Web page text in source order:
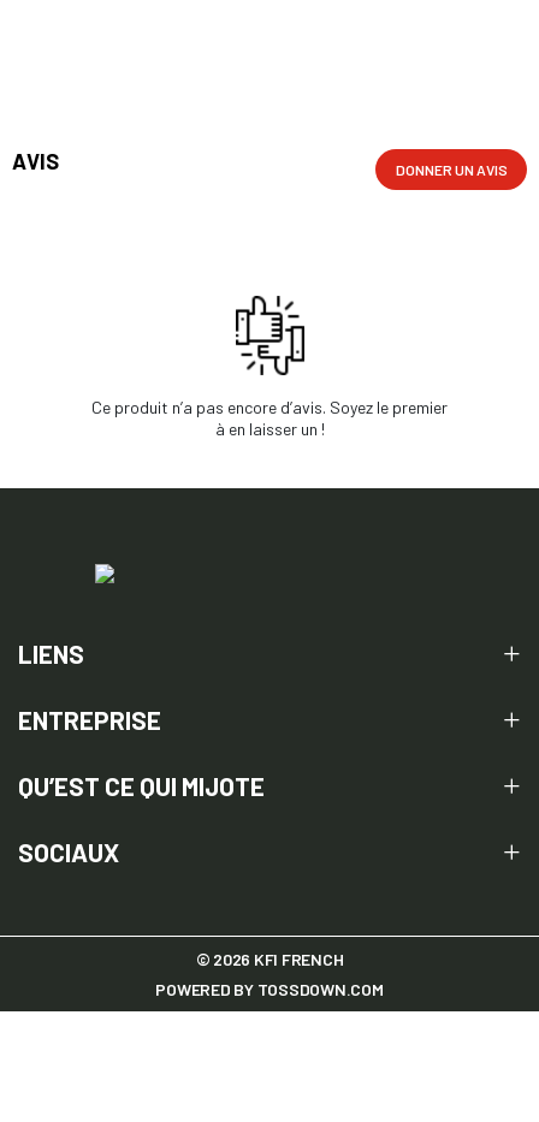
AVIS DONNER UN AVIS
Ce produit n’a pas encore d’avis. Soyez le premier
à en laisser un !
LIENS
ENTREPRISE
QU’EST CE QUI MIJOTE
SOCIAUX
© 2026 KFI FRENCH
POWERED BY TOSSDOWN.COM